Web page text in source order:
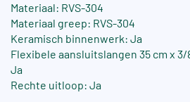
Materiaal: RVS-304
Materiaal greep: RVS-304
Keramisch binnenwerk: Ja
Flexibele aansluitslangen 35 cm x
Ja
Rechte uitloop: Ja